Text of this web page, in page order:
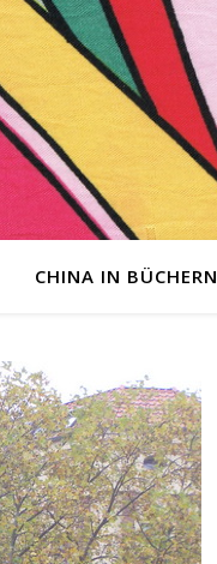
CHINA IN BÜCHERN